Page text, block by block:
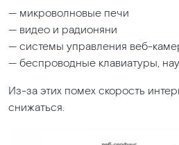
— микроволновые печи
— видео и радионяни
— системы управления веб-
— беспроводные клавиатуры,
Из-за этих помех скорость
снижаться.